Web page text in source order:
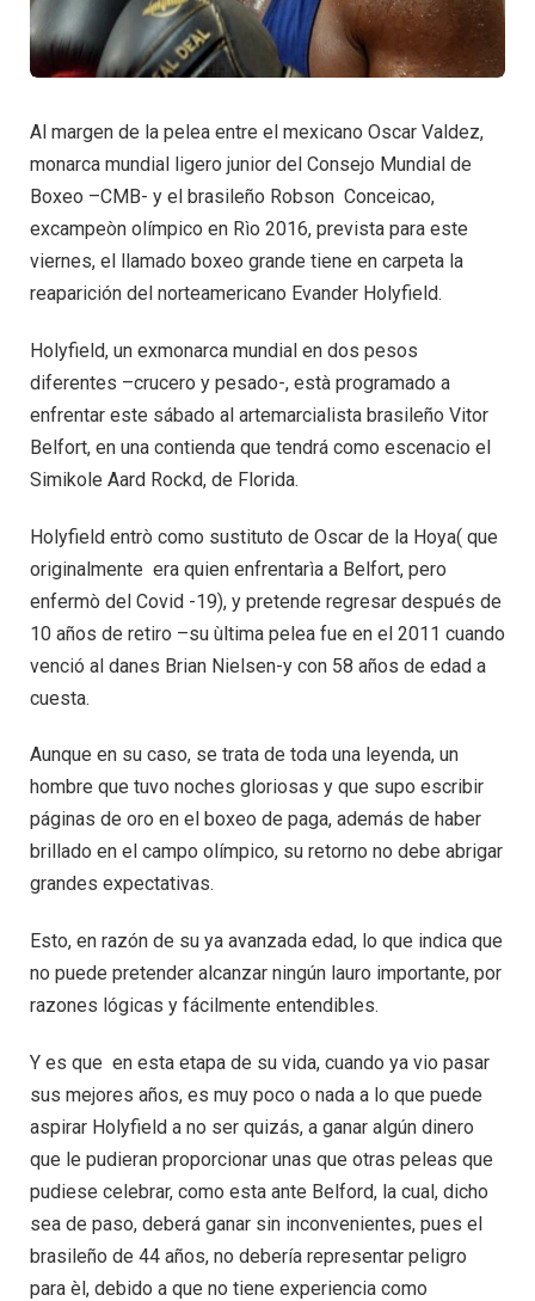
Al margen de la pelea entre el mexicano Oscar Valdez,
monarca mundial ligero junior del Consejo Mundial de
Boxeo –CMB- y el brasileño Robson Conceicao,
excampeòn olímpico en Rìo 2016, prevista para este
viernes, el llamado boxeo grande tiene en carpeta la
reaparición del norteamericano Evander Holyfield.
Holyfield, un exmonarca mundial en dos pesos
diferentes –crucero y pesado-, està programado a
enfrentar este sábado al artemarcialista brasileño Vitor
Belfort, en una contienda que tendrá como escenacio el
Simikole Aard Rockd, de Florida.
Holyfield entrò como sustituto de Oscar de la Hoya( que
originalmente era quien enfrentarìa a Belfort, pero
enfermò del Covid -19), y pretende regresar después de
10 años de retiro –su ùltima pelea fue en el 2011 cuando
venció al danes Brian Nielsen-y con 58 años de edad a
cuesta.
Aunque en su caso, se trata de toda una leyenda, un
hombre que tuvo noches gloriosas y que supo escribir
páginas de oro en el boxeo de paga, además de haber
brillado en el campo olímpico, su retorno no debe abrigar
grandes expectativas.
Esto, en razón de su ya avanzada edad, lo que indica que
no puede pretender alcanzar ningún lauro importante, por
razones lógicas y fácilmente entendibles.
Y es que en esta etapa de su vida, cuando ya vio pasar
sus mejores años, es muy poco o nada a lo que puede
aspirar Holyfield a no ser quizás, a ganar algún dinero
que le pudieran proporcionar unas que otras peleas que
pudiese celebrar, como esta ante Belford, la cual, dicho
sea de paso, deberá ganar sin inconvenientes, pues el
brasileño de 44 años, no debería representar peligro
para èl, debido a que no tiene experiencia como